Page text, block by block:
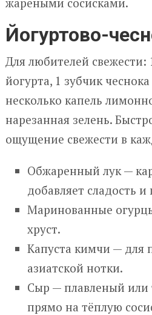
Йогуртово-
Для любителей свежести:
йогурта, 1 зубчик
несколько капель
нарезанная зелень.
ощущение свежести в
Обжаренный лук —
добавляет сладость и
Маринованные
хруст.
Капуста кимчи — для
азиатской нотки.
Сыр — плавленый или
прямо на тёплую